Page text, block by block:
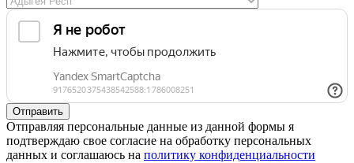
Отправляя персональные данные из данной формы я
подтверждаю свое согласие на обработку персональных
данных и соглашаюсь на политику конфиденциальности